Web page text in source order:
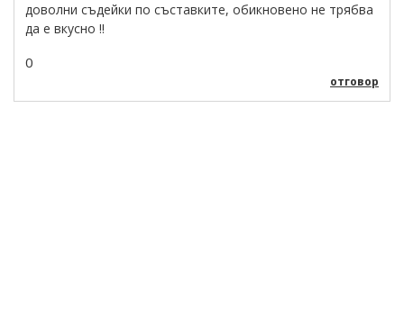
доволни съдейки по съставките, обикновено не трябва
да е вкусно !!
0
отговор